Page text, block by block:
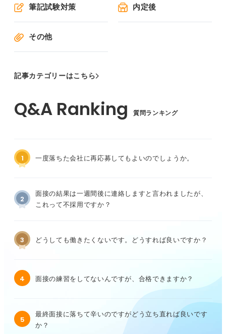
筆記試験対策 内定後
その他
記事カテゴリーはこちら
質問ランキング
1 一度落ちた会社に再応募してもよいのでしょうか。
2
面接の結果は一週間後に連絡しますと言われましたが、
これって不採用ですか？
3 どうしても働きたくないです。どうすれば良いですか？
4 面接の練習をしてないんですが、合格できますか？
5
最終面接に落ちて辛いのですがどう立ち直れば良いです
か？